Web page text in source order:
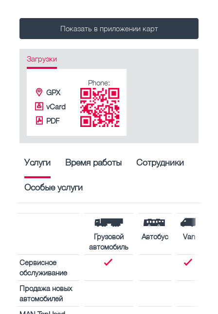
Показать в приложении карт
Загрузки
GPX
vCard
PDF
Phone:
Услуги Время работы Сотрудники
Особые услуги
Грузовой
автомобиль
Автобус Van
Сервисное
обслуживание
Продажа новых
автомобилей